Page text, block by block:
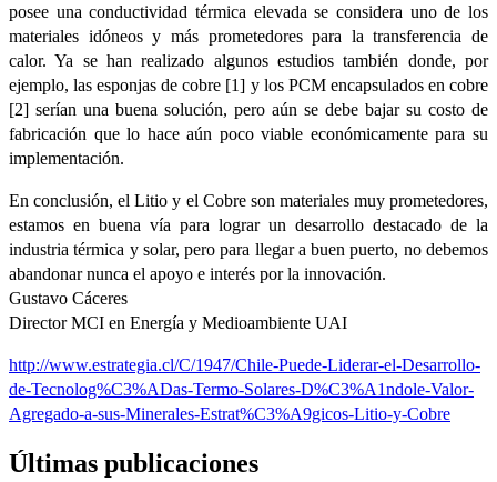
posee una conductividad térmica elevada se considera uno de los
materiales idóneos y más prometedores para la transferencia de
calor. Ya se han realizado algunos estudios también donde, por
ejemplo, las esponjas de cobre [1] y los PCM encapsulados en cobre
[2] serían una buena solución, pero aún se debe bajar su costo de
fabricación que lo hace aún poco viable económicamente para su
implementación.
En conclusión, el Litio y el Cobre son materiales muy prometedores,
estamos en buena vía para lograr un desarrollo destacado de la
industria térmica y solar, pero para llegar a buen puerto, no debemos
abandonar nunca el apoyo e interés por la innovación.
Gustavo Cáceres
Director MCI en Energía y Medioambiente UAI
http://www.estrategia.cl/C/1947/Chile-Puede-Liderar-el-Desarrollo-
de-Tecnolog%C3%ADas-Termo-Solares-D%C3%A1ndole-Valor-
Agregado-a-sus-Minerales-Estrat%C3%A9gicos-Litio-y-Cobre
Últimas publicaciones